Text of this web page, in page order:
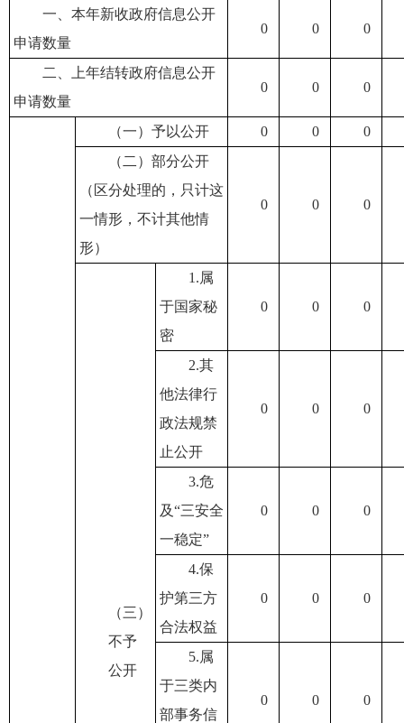
一、本年新收政府信息公开
申请数量
0 0 0
二、上年结转政府信息公开
申请数量
0 0 0
（一）予以公开 0 0
0
（二）部分公开
（区分处理的，只计这
一情形，不计其他情
形）
0 0 0
（三）
不予
公开
1.属
于国家秘
密
0 0 0
2.其
他法律行
政法规禁
止公开
0 0 0
3.危
及“三安全
一稳定”
0 0 0
4.保
护第三方
合法权益
0 0 0
5.属
于三类内
部事务信
0 0 0